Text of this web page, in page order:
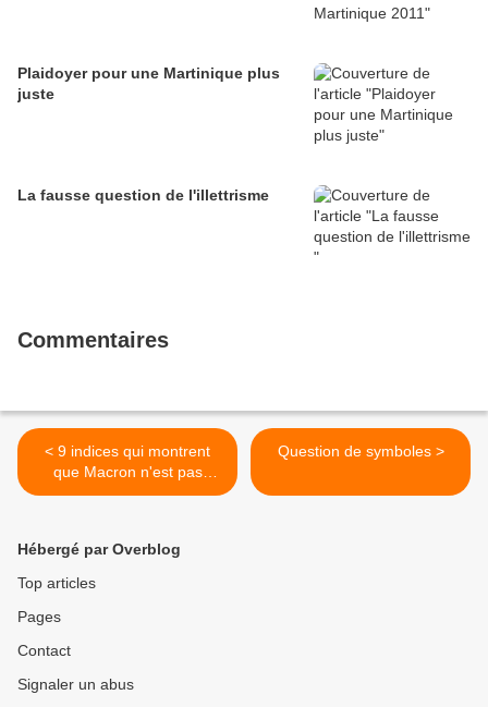
Plaidoyer pour une Martinique plus
juste
La fausse question de l'illettrisme
Commentaires
< 9 indices qui montrent
que Macron n'est pas
Gaulliste
Question de symboles >
Hébergé par Overblog
Top articles
Pages
Contact
Signaler un abus